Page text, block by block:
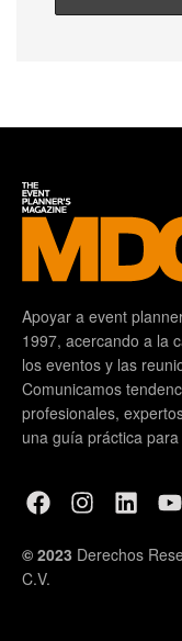
Apoyar a event
1997, acercando a la
los eventos y las
Comunicamos
profesionales,
una guía práctica
© 2023 Derechos
C.V.